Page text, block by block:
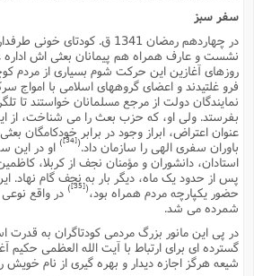
سفر سبز
در چهاردهم رمضان 1341 ق. کودتاى
نشست و عارف همراه هم پیمانان بعثى اش
روزهاى آغازین این حرکت شوم بسیارى از مردم
فرو غلتیدند و اعضاى گروههاى اسلامى با امواج
نمایندگان دولت از مرجع مسلمانان خواستند تا
بفرستد. ولى او، که حزب بعث را مى شناخت، از
عنوان اعتراض، ابراز وجود در برابر خودکامگان
باوران سفرى الهى را سازمان داد.(
[34]
)او در این
استادان، دانشوران و مؤمنان نجف از کربلا،
پس از حدود یک ماه، دیگر بار به نجف گام نهاد.
حضور یکپارچه مردم همراه بود،(
[35]
)در واقع نوعى
شمرده مى شد.
در پى این مانور بزرگ مردمى کودتاگران به قدرت
گسترده اى براى ارتباط با آیت الله العظمى حکیم
شیعه هرگز اجازه دیدار و بهره گیرى از نام خویش را